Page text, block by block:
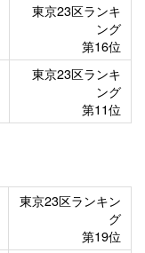
東京23区ランキ
ング
第16位
東京23区ランキ
ング
第11位
東京23区ランキン
グ
第19位